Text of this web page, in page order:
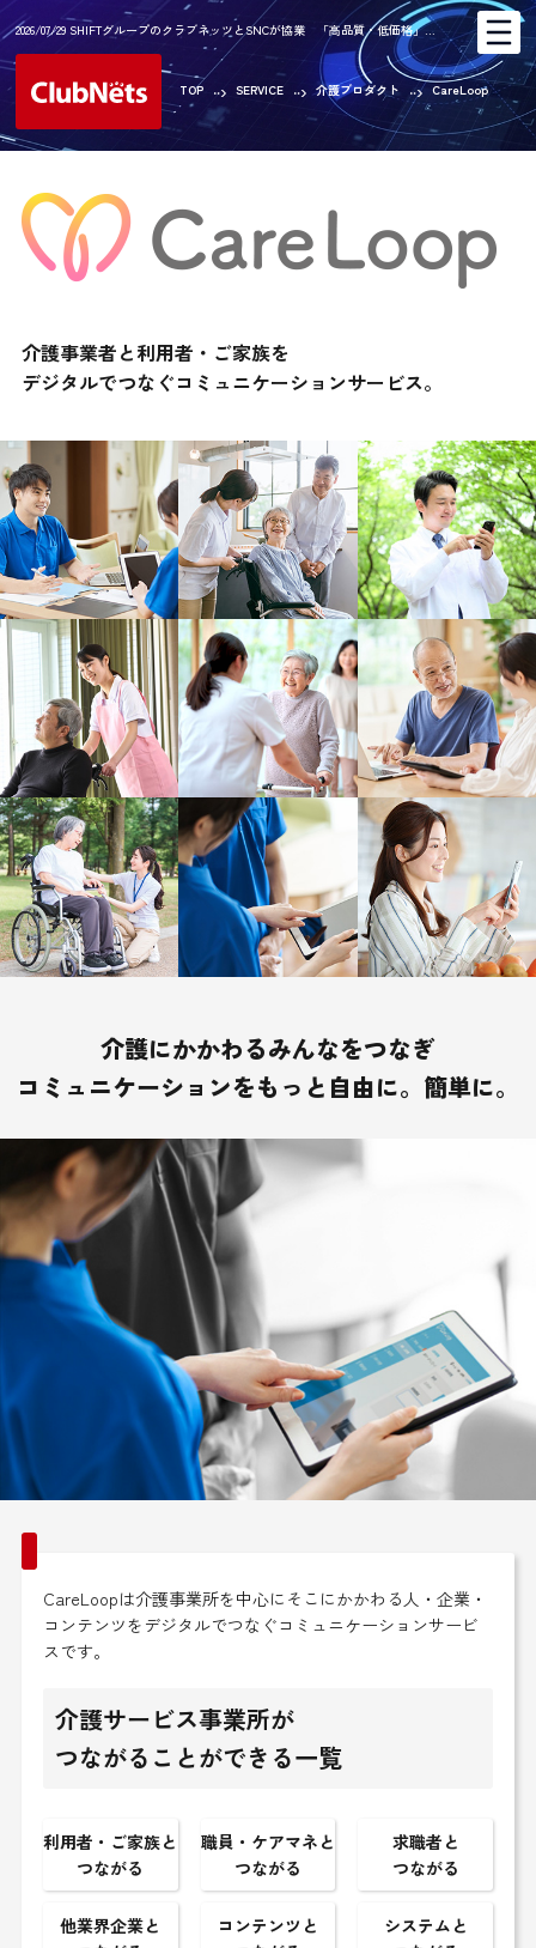
2026/07/29 SHIFTグループのクラブネッツとSNCが協業 「高品質・低価格」…
TOP SERVICE 介護プロダクト CareLoop
介護事業者と利用者・ご家族を
デジタルでつなぐコミュニケーションサービス。
介護にかかわるみんなをつなぎ
コミュニケーションをもっと自由に。簡単に。
CareLoopは介護事業所を中心にそこにかかわる人・企業・
コンテンツをデジタルでつなぐコミュニケーションサービ
スです。
介護サービス事業所が
つながることができる一覧
利用者・ご家族と
つながる
職員・ケアマネと
つながる
求職者と
つながる
他業界企業と
コンテンツと
システムと